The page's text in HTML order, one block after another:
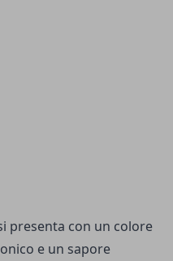
presenta con un colore
e un sapore